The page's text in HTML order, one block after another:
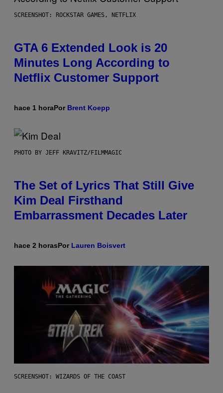
SCREENSHOT: ROCKSTAR GAMES, NETFLIX
GTA 6 Extended Look is 20
Minutes Long According to
Netflix Customer Support
hace 1 horaPor Brent Koepp
PHOTO BY JEFF KRAVITZ/FILMMAGIC
The Set of Lyrics That Still Give
Kim Deal Firsthand
Embarrassment Decades Later
hace 2 horasPor Lauren Boisvert
SCREENSHOT: WIZARDS OF THE COAST